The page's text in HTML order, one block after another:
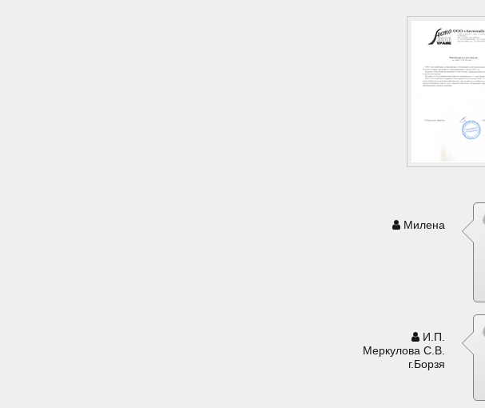
Милена
И.П.
Меркулова С.В.
г.Борзя